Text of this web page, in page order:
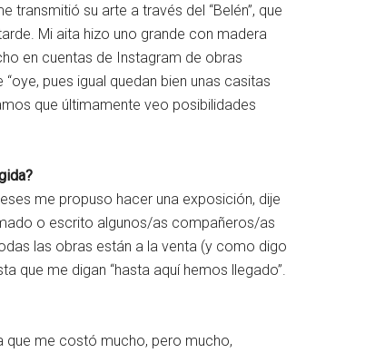
su arte a través del “Belén”, que
Mi aita hizo uno grande con madera
en cuentas de Instagram de obras
pues igual quedan bien unas casitas
que últimamente veo posibilidades
me propuso hacer una exposición, dije
o escrito algunos/as compañeros/as
las obras están a la venta (y como digo
que me digan “hasta aquí hemos llegado”.
que me costó mucho, pero mucho,